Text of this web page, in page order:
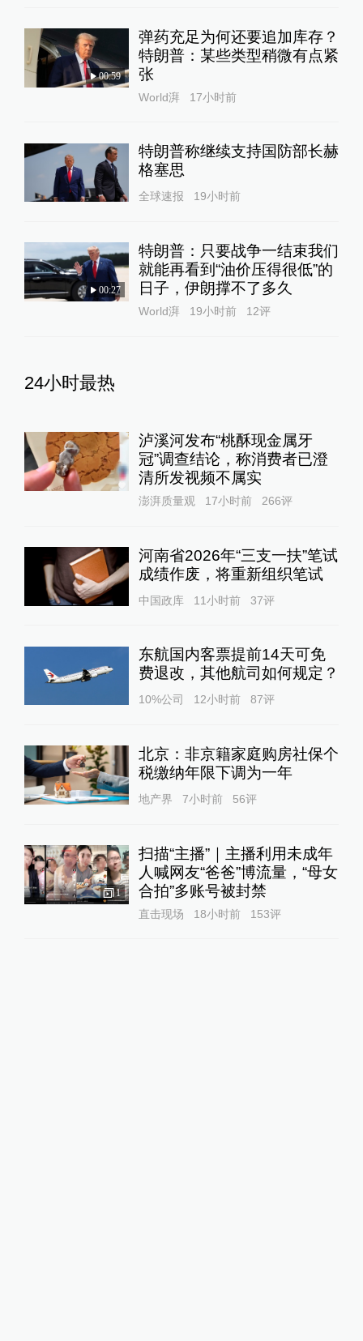
00:59
弹药充足为何还要追加库存？
特朗普：某些类型稍微有点紧
张
World湃 17小时前
特朗普称继续支持国防部长赫
格塞思
全球速报 19小时前
00:27
特朗普：只要战争一结束我们
就能再看到“油价压得很低”的
日子，伊朗撑不了多久
World湃 19小时前 12评
24小时最热
泸溪河发布“桃酥现金属牙
冠”调查结论，称消费者已澄
清所发视频不属实
澎湃质量观 17小时前 266评
河南省2026年“三支一扶”笔试
成绩作废，将重新组织笔试
中国政库 11小时前 37评
东航国内客票提前14天可免
费退改，其他航司如何规定？
10%公司 12小时前 87评
北京：非京籍家庭购房社保个
税缴纳年限下调为一年
地产界 7小时前 56评
1
扫描“主播”｜主播利用未成年
人喊网友“爸爸”博流量，“母女
合拍”多账号被封禁
直击现场 18小时前 153评